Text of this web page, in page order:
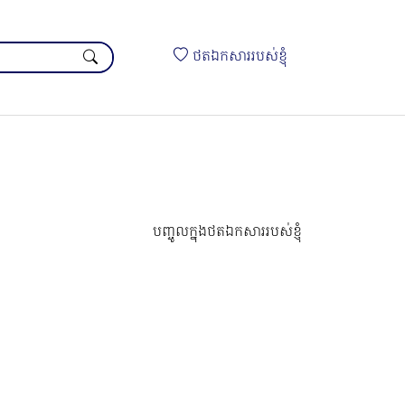
ថតឯកសាររបស់ខ្ញុំ
បញ្ចូលក្នុងថតឯកសាររបស់ខ្ញុំ